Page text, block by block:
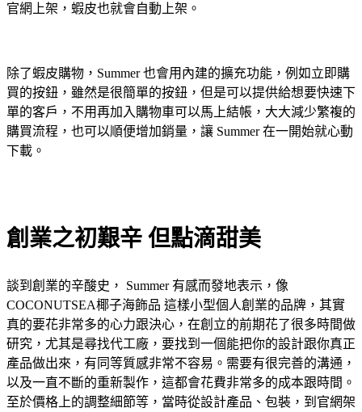
官網上架，蝦皮也就會自動上架。
除了蝦皮購物，Summer 也會用內建的擴充功能，例如立即購
買的按鈕，雖然是很簡單的按鈕，但是可以提供給想要快速下
單的客戶，不用再加入購物車可以馬上結帳，大大減少繁複的
購買流程，也可以順便增加銷量，讓 Summer 在一開始就心動
下載。
創業之初艱辛 但點滴甜美
談到創業的辛酸史， Summer 有感而發地表示，像
COCONUTSEA椰子海飾品 這樣小型個人創業的品牌，其實
真的要花非常多的心力跟決心，在創立的前期花了很多時間做
研究，尤其是尋找代工廠，要找到一個能把你的設計跟你真正
產品做出來，有同等質感非常不容易。需要有很完善的溝通，
以及一直不斷的重新製作，這都會花費非常多的成本跟時間。
至於價格上的調整細節等，當時從設計產品、包裝，到官網架